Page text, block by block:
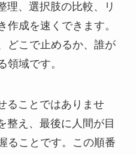
理、選択肢の比較、リ
作成を速くできます。
どこで止めるか、誰が
領域です。
ることではありませ
整え、最後に人間が目
ることです。この順番